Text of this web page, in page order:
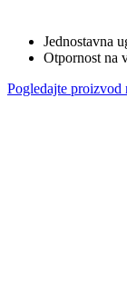
Jednostavna
Otpornost na
Pogledajte proizvod